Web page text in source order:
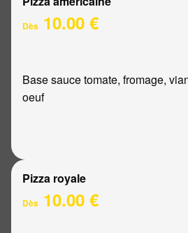
Dès 10.00 €
Base sauce tomate, fromage,
oeuf
Pizza royale
Dès 10.00 €